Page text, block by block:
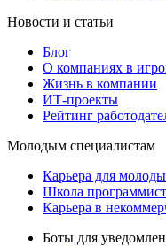
Новости и статьи
Блог
О компаниях в
Жизнь в компании
ИТ-проекты
Рейтинг
Молодым специалистам
Карьера для
Школа
Карьера в
Боты для